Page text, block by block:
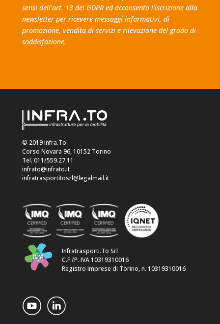
sensi dell'art. 13 del GDPR ed acconsento l'iscrizione alla
newsletter per ricevere messaggi informativi, di
promozione, vendita di servizi e rilevazione del grado di
soddisfazione.
© 2019 Infra.To
Corso Novara 96, 10152 Torino
Tel. 011/559.27.11
infrato@infrato.it
infratrasportitosrl@legalmail.it
Infratrasporti.To Srl
C.F./P. IVA 10319310016
Registro Imprese di Torino, n. 10319310016